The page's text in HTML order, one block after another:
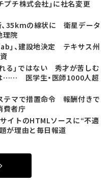
プチ株式会社」に社名変更
35kmの線状に 衛星データ
理院
」、建設地決定 テキサス州
る」ではない 秀才が苦しむ
…… 医学生・医師1000人超
テマで措置命令 報酬付きで
費者庁
イトのHTMLソースに“不適
が理由と毎日報道